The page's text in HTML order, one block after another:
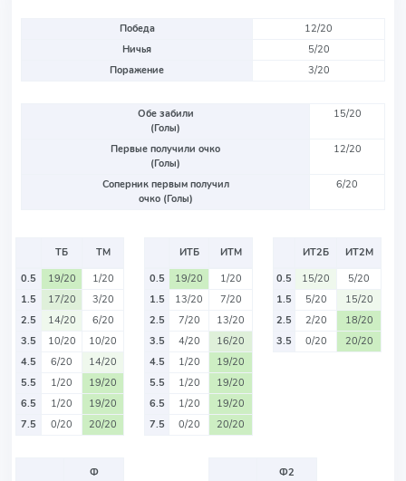
Победа
12/20
Ничья
5/20
Поражение
3/20
Обе забили
(Голы)
15/20
Первые получили очко
(Голы)
12/20
Соперник первым получил
очко (Голы)
6/20
ТБ
ТМ
0.5
19/20
1/20
1.5
17/20
3/20
2.5
14/20
6/20
3.5
10/20
10/20
4.5
6/20
14/20
5.5
1/20
19/20
6.5
1/20
19/20
7.5
0/20 20/20
ИТБ
ИТМ
0.5
19/20
1/20
1.5
13/20
7/20
2.5
7/20
13/20
3.5
4/20
16/20
4.5
1/20
19/20
5.5
1/20
19/20
6.5
1/20
19/20
7.5
0/20 20/20
ИТ2Б
ИТ2М
0.5
15/20
5/20
1.5
5/20
15/20
2.5
2/20
18/20
3.5
0/20 20/20
Ф
Ф2